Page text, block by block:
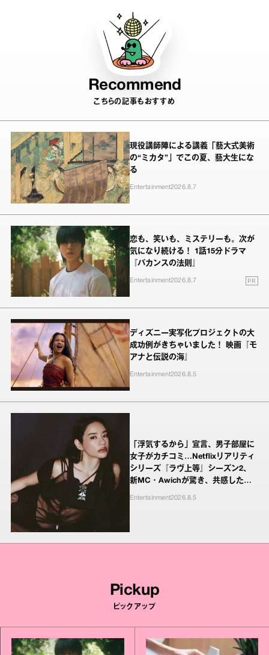
Recommend
こちらの記事もおすすめ
現役講師陣による講義「藝大式美術
の“ミカタ”」でこの夏、藝大生にな
る
Entertainment2026.8.7
恋も、笑いも、ミステリーも。次が
気になり続ける！ 1話15分ドラマ
『バカンスの法則』
Entertainment2026.8.7 PR
ディズニー実写化プロジェクトの大
成功例がきちゃいました！ 映画『モ
アナと伝説の海』
Entertainment2026.8.5
「浮気するから」宣言、男子部屋に
女子がカチコミ…Netflixリアリティ
シリーズ『ラヴ上等』シーズン2、
新MC・Awichが驚き、共感したヤ
Entertainment2026.8.5
Pickup
ピックアップ